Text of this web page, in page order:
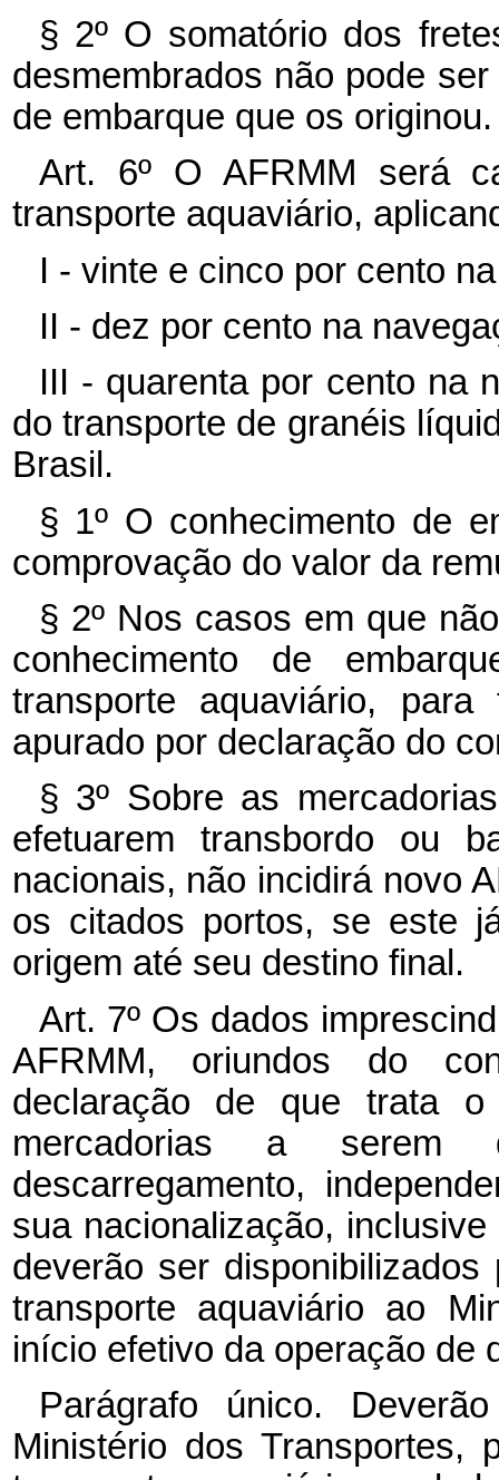
§ 2º O somatório dos
desmembrados não pode
de embarque que os originou.
Art. 6º O AFRMM será
transporte aquaviário,
I - vinte e cinco por cento
II - dez por cento na
III - quarenta por cento na
do transporte de granéis
Brasil.
§ 1º O conhecimento de
comprovação do valor da
§ 2º Nos casos em que
conhecimento de
transporte aquaviário,
apurado por declaração do
§ 3º Sobre as
efetuarem transbordo ou
nacionais, não incidirá novo
os citados portos, se este
origem até seu destino final.
Art. 7º Os dados
AFRMM, oriundos do
declaração de que trata
mercadorias a serem
descarregamento,
sua nacionalização,
deverão ser
transporte aquaviário ao
início efetivo da operação de
Parágrafo único.
Ministério dos Transportes,